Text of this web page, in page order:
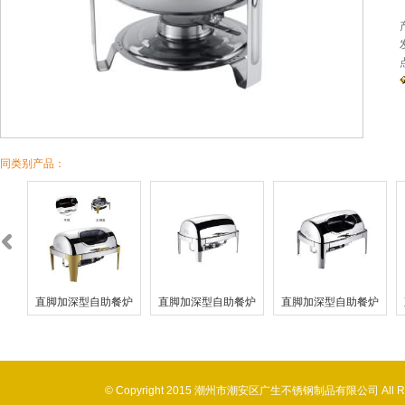
同类别产品：
直脚加深型自助餐炉 直脚加深型自助餐炉 直脚加深型自助餐炉
© Copyright 2015 潮州市潮安区广生不锈钢制品有限公司